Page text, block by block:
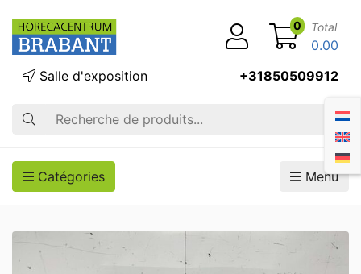
Recherche
Salle d'exposition +31850509912
0 Total
0.00
Catégories Menu